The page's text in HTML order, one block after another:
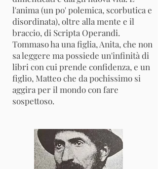
l'anima (un po' polemica, scorbutica e
disordinata), oltre alla mente e il
braccio, di Scripta Operandi.
Tommaso ha una figlia, Anita, che non
sa leggere ma possiede un'infinità di
libri con cui prende confidenza, e un
figlio, Matteo che da pochissimo si
aggira per il mondo con fare
sospettoso.